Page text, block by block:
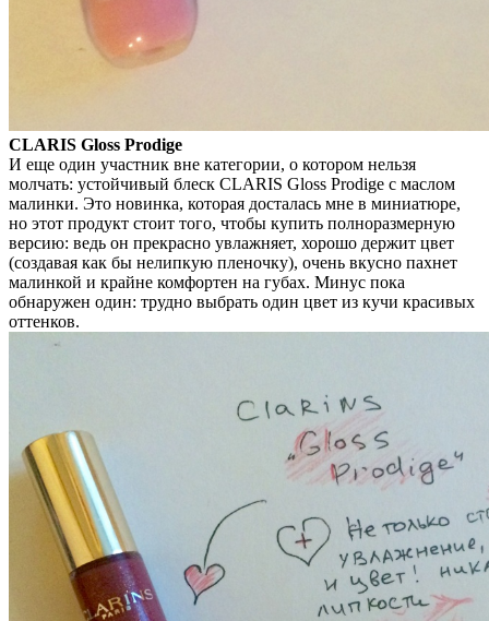
CLARIS Gloss Prodige
И еще один участник вне категории, о котором нельзя
молчать: устойчивый блеск CLARIS Gloss Prodige с маслом
малинки. Это новинка, которая досталась мне в миниатюре,
но этот продукт стоит того, чтобы купить полноразмерную
версию: ведь он прекрасно увлажняет, хорошо держит цвет
(создавая как бы нелипкую пленочку), очень вкусно пахнет
малинкой и крайне комфортен на губах. Минус пока
обнаружен один: трудно выбрать один цвет из кучи красивых
оттенков.